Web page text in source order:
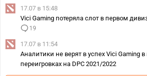
17.07 в 15:48
Vici Gaming потеряла слот в первом
19
17.07 в 11:54
Аналитики не верят в успех Vici Gaming в
переигровках на DPC 2021/2022